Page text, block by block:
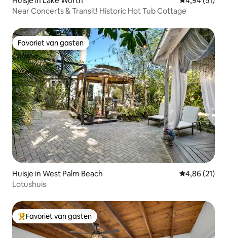
Near Concerts & Transit! Historic Hot Tub Cottage
Favoriet van gasten
Favoriet van gasten
Huisje in West Palm Beach Gemiddelde
4,86 (21)
Lotushuis
Topfavoriet van gasten
Favoriet van gasten